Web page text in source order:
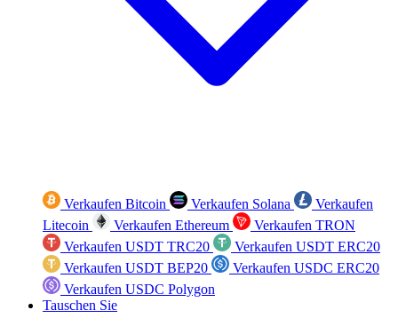
Verkaufen Bitcoin Verkaufen Solana
Verkaufen
Litecoin
Verkaufen Ethereum
Verkaufen TRON
Verkaufen USDT TRC20
Verkaufen USDT ERC20
Verkaufen USDT BEP20
Verkaufen USDC ERC20
Verkaufen USDC Polygon
Tauschen Sie